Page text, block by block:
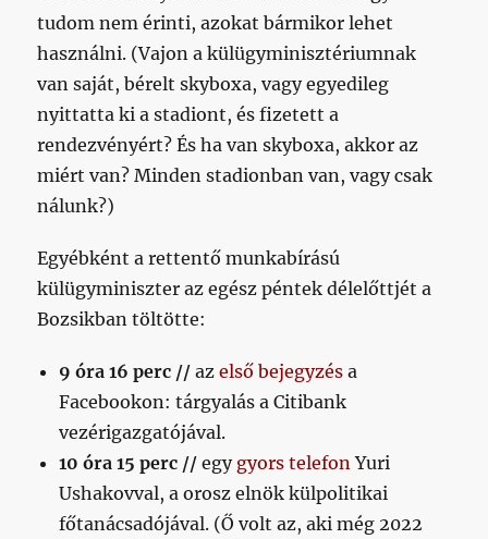
tudom nem érinti, azokat bármikor lehet
használni. (Vajon a külügyminisztériumnak
van saját, bérelt skyboxa, vagy egyedileg
nyittatta ki a stadiont, és fizetett a
rendezvényért? És ha van skyboxa, akkor az
miért van? Minden stadionban van, vagy csak
nálunk?)
Egyébként a rettentő munkabírású
külügyminiszter az egész péntek délelőttjét a
Bozsikban töltötte:
9 óra 16 perc // azelső bejegyzés a
Facebookon: tárgyalás a Citibank
vezérigazgatójával.
10 óra 15 perc // egy gyors telefon Yuri
Ushakovval, a orosz elnök külpolitikai
főtanácsadójával. (Ő volt az, aki még 2022